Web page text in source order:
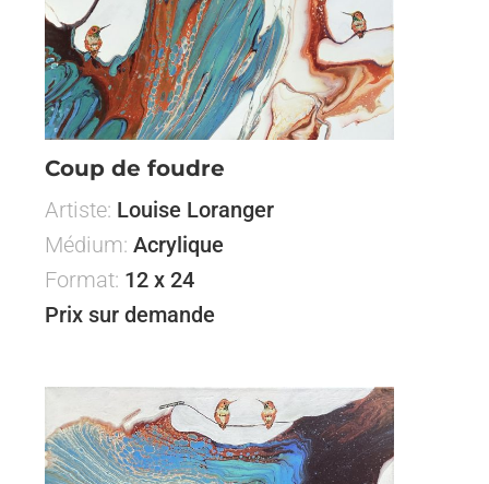
Coup de foudre
Artiste: Louise Loranger
Médium: Acrylique
Format: 12 x 24
Prix sur demande